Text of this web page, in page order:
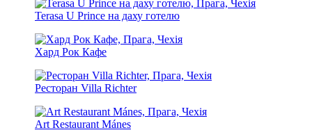
Terasa U Prince на даху готелю
Хард Рок Кафе
Ресторан Villa Richter
Art Restaurant Mánes